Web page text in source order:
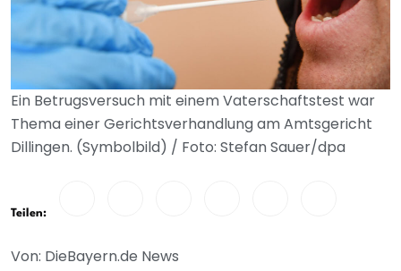
Ein Betrugsversuch mit einem Vaterschaftstest war
Thema einer Gerichtsverhandlung am Amtsgericht
Dillingen. (Symbolbild) / Foto: Stefan Sauer/dpa
Teilen:
Von: DieBayern.de News